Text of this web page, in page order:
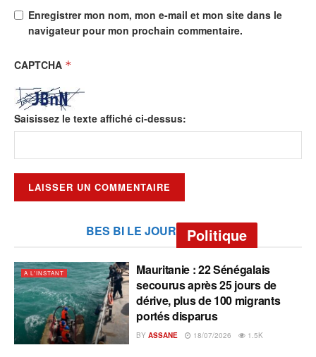
Enregistrer mon nom, mon e-mail et mon site dans le
navigateur pour mon prochain commentaire.
CAPTCHA *
Saisissez le texte affiché ci-dessus:
BES BI LE JOUR Politique
A L'INSTANT
Mauritanie : 22 Sénégalais
secourus après 25 jours de
dérive, plus de 100 migrants
portés disparus
BY ASSANE 18/07/2026 1.5K